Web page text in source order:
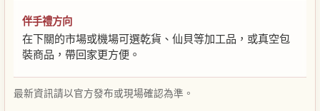
伴手禮方向
在下關的市場或機場可選乾貨、仙貝等加工品，或真空包
裝商品，帶回家更方便。
最新資訊請以官方發布或現場確認為準。